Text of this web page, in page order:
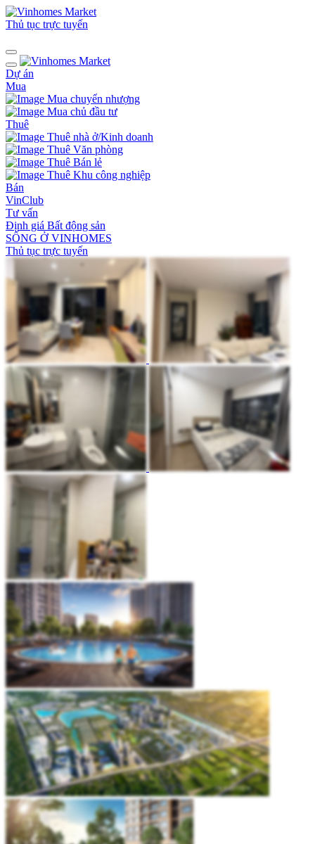
Thủ tục trực tuyến
Dự án
Mua
Mua chuyển nhượng
Mua chủ đầu tư
Thuê
Thuê nhà ở/Kinh doanh
Thuê Văn phòng
Thuê Bán lẻ
Thuê Khu công nghiệp
Bán
VinClub
Tư vấn
Định giá Bất động sản
SỐNG Ở VINHOMES
Thủ tục trực tuyến